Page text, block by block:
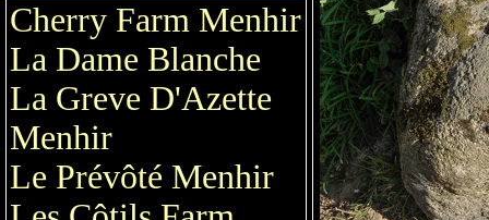
Cherry Farm Menhir
La Dame Blanche
La Greve D'Azette
Menhir
Le Prévôté Menhir